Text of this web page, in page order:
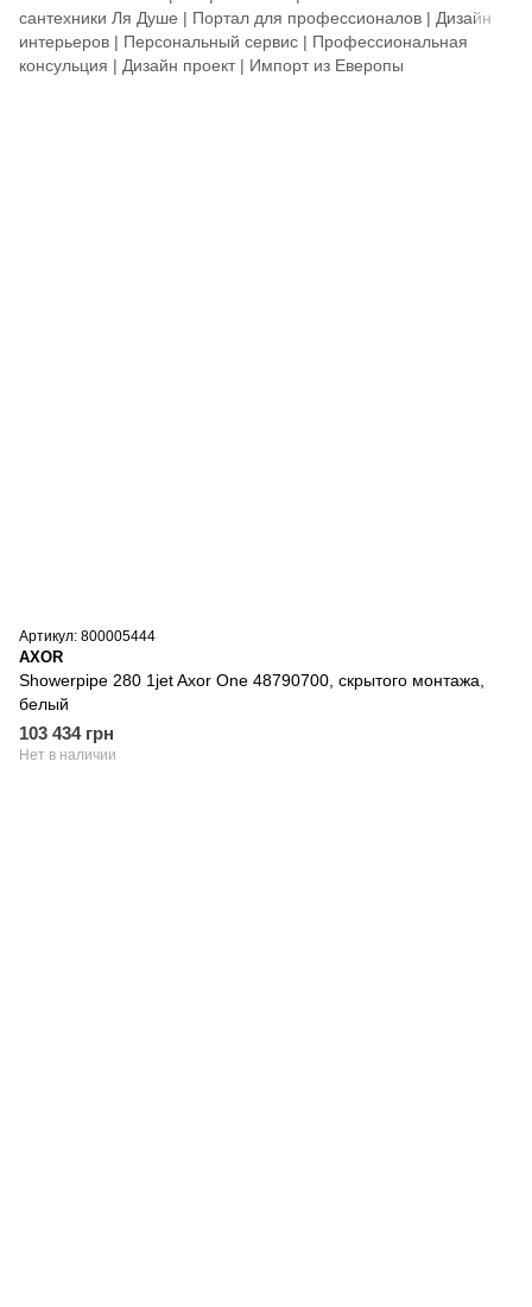
Артикул: 800005444
AXOR
Showerpipe 280 1jet Axor One 48790700, скрытого монтажа,
белый
103 434 грн
Нет в наличии